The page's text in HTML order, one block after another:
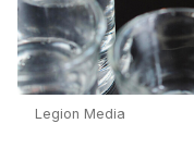
Legion Media